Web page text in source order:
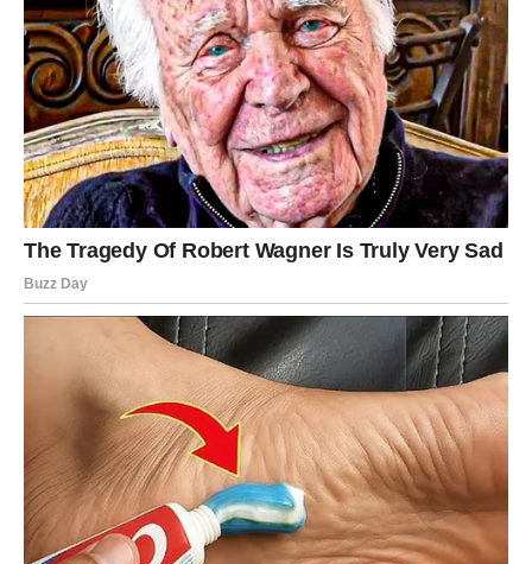
Najviše razloga za osmeh imaće Blizanci, Vage, Vodolije i
Ribe, jer upravo njima zvezde donose najviše romantike,
pažnje i mogućnost da započnu ili učvrste ljubavnu priču
koja će imati poseban značaj. Ipak, svaki znak dobija
priliku da ovog vikenda oseti više topline, bliskosti i
radosti. Ljubav često pronađe put baš onda kada joj širom
otvorimo vrata.